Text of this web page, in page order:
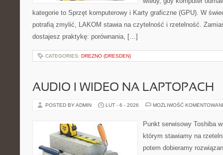
kategorie to Sprzęt komputerowy i Karty graficzne (GPU). W
potrafią zmylić, LAKOM stawia na czytelność i rzetelność.
dostajesz praktykę: porównania, […]
CATEGORIES: DREZNO (DRESDEN)
AUDIO I WIDEO NA LAPTOPACH
POSTED BY ADMIN LUT - 6 - 2026 MOŻLIWOŚĆ
Punkt serwisowy Toshiba
którym stawiamy na
potem dobieramy